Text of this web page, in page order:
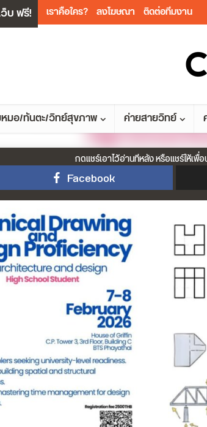
บ ฟรี! เราคือใคร? ลงโฆษณา ติดต่อทีมงาน
มอ/ทันตะ/วิทย์สุขภาพ ค่ายสายวิทย์
กดแชร์เอาไว้อ่านทีหลัง หรือแชร์ให้เพื่
Facebook